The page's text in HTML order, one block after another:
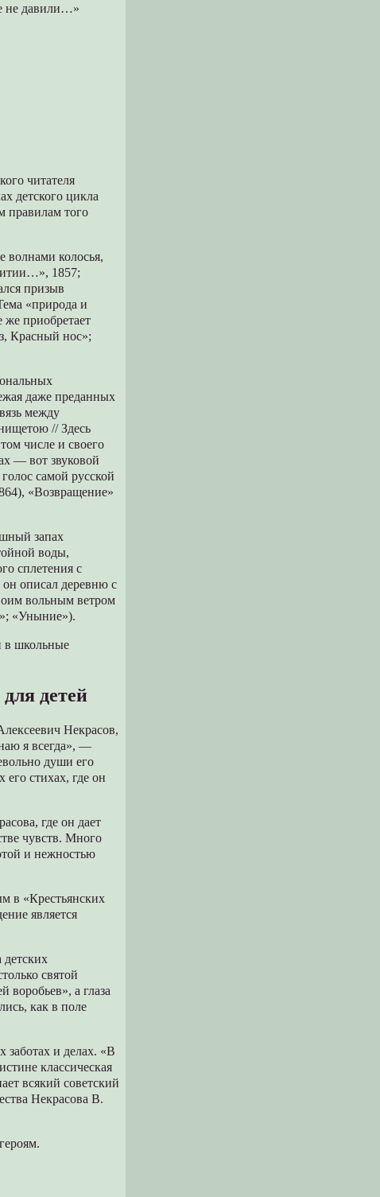
не давили…»
читателя
детского цикла
правилам того
колосья,
1857;
призыв
«природа и
же приобретает
Красный нос»;
даже преданных
между
// Здесь
числе и своего
— вот звуковой
самой русской
«Возвращение»
запах
воды,
сплетения с
описал деревню с
вольным ветром
«Уныние»).
в школьные
детей
Некрасов,
я всегда», —
души его
стихах, где он
где он дает
чувств. Много
и нежностью
в «Крестьянских
является
детских
святой
воробьев», а глаза
как в поле
заботах и делах. «В
классическая
всякий советский
Некрасова В.